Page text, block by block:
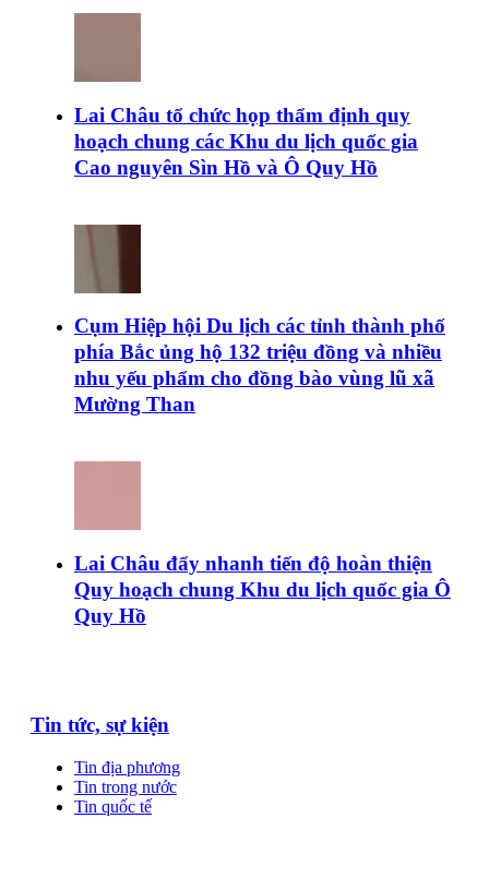
Lai Châu tổ chức họp thẩm định quy
hoạch chung các Khu du lịch quốc gia
Cao nguyên Sìn Hồ và Ô Quy Hồ
Cụm Hiệp hội Du lịch các tỉnh thành phố
phía Bắc ủng hộ 132 triệu đồng và nhiều
nhu yếu phẩm cho đồng bào vùng lũ xã
Mường Than
Lai Châu đẩy nhanh tiến độ hoàn thiện
Quy hoạch chung Khu du lịch quốc gia Ô
Quy Hồ
Tin tức, sự kiện
Tin địa phương
Tin trong nước
Tin quốc tế